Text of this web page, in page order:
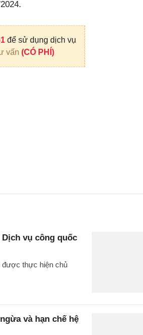
để sử dụng dịch vụ
vấn (CÓ PHÍ)
vụ công quốc
được thực hiện chủ
và hạn chế hệ